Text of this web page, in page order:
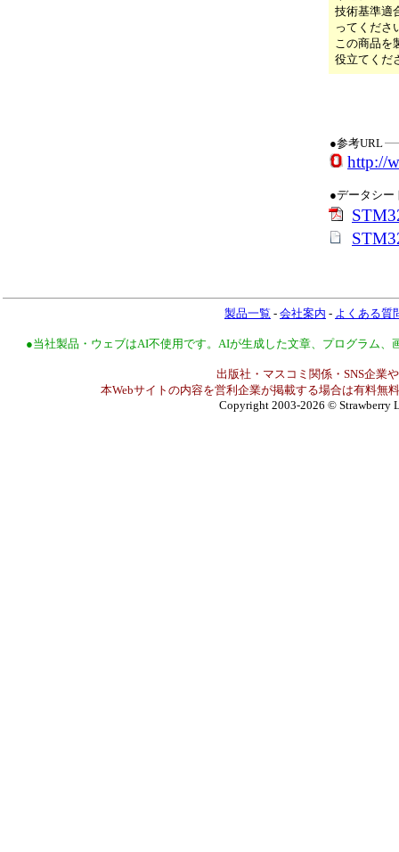
技術基準適
ってくださ
この商品を
役立てくだ
●参考URL
http://
●データシー
製品一覧 - 会社案内 - よくある質
●当社製品・ウェブはAI不使用です。AIが生成した文章、プログラム
出版社・マスコミ関係・SNS企業
本Webサイトの内容を営利企業が掲載する場合は有料無
Copyright 2003-2026 © Strawberry